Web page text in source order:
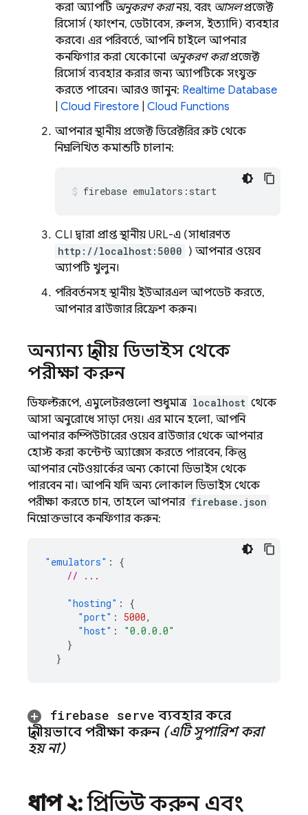
করা অ্যাপটি অনুকরণ করানয়, বরং আসলপ্রজেক্ট
রিসোর্স (ফাংশন, ডেটাবেস, রুলস, ইত্যাদি) ব্যবহার
করবে। এর পরিবর্তে, আপনি চাইলে আপনার
কনফিগার করা যেকোনো অনুকরণ করাপ্রজেক্ট
রিসোর্স ব্যবহার করার জন্য অ্যাপটিকে সংযুক্ত
করতে পারেন। আরও জানুন: Realtime Database
Cloud Firestore Cloud Functions
আপনার স্থানীয় প্রজেক্ট ডিরেক্টরির রুট থেকে
নিম্নলিখিত কমান্ডটি চালান:
firebase emulators:start
CLI দ্বারা প্রাপ্ত স্থানীয় URL-এ (সাধারণত
http://localhost:5000 ) আপনার ওয়েব
অ্যাপটি খুলুন।
পরিবর্তনসহ স্থানীয় ইউআরএল আপডেট করতে,
আপনার ব্রাউজার রিফ্রেশ করুন।
অন্যান্য স্থানীয় ডিভাইস থেকে
পরীক্ষা করুন
ডিফল্টরূপে, এমুলেটরগুলো শুধুমাত্র localhost থেকে
আসা অনুরোধে সাড়া দেয়। এর মানে হলো, আপনি
আপনার কম্পিউটারের ওয়েব ব্রাউজার থেকে আপনার
হোস্ট করা কন্টেন্ট অ্যাক্সেস করতে পারবেন, কিন্তু
আপনার নেটওয়ার্কের অন্য কোনো ডিভাইস থেকে
পারবেন না। আপনি যদি অন্য লোকাল ডিভাইস থেকে
পরীক্ষা করতে চান, তাহলে আপনার firebase.json
নিম্নোক্তভাবে কনফিগার করুন:
"emulators" :
{
// ...
"hosting" :
{
"port" : 5000,
"host" :
"0.0.0.0"
}
}
firebase serve ব্যবহার করে
স্থানীয়ভাবে পরীক্ষা করুন (এটি সুপারিশ করা
হয় না)
ধাপ ২:প্রিভিউ করুন এবং